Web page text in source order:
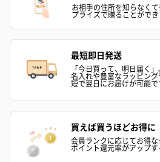
お相手の住所を知らなく
プライズで贈ることができ
最短即日発送
「今日買って、明日届く」
名入れや豊富なラッピン
短で翌日にお届けが可能で
買えば買うほどお得に
会員ランクに応じてお得な
ポイント還元率がアップす